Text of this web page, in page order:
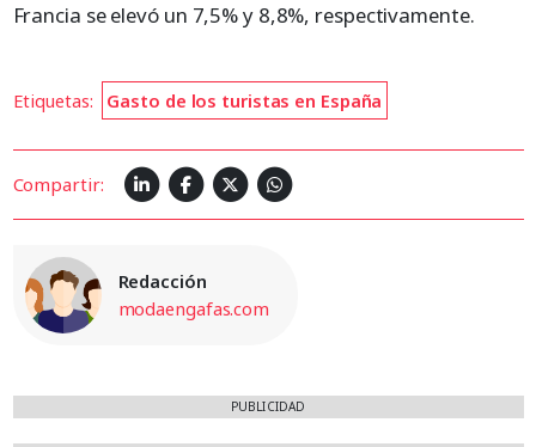
Francia se elevó un 7,5% y 8,8%, respectivamente.
Etiquetas: Gasto de los turistas en España
Compartir:
Redacción
modaengafas.com
PUBLICIDAD